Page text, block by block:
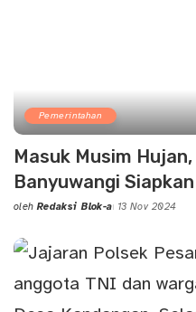
Pemerintahan
Masuk Musim
Banyuwangi
Posted
oleh Redaksi Blok-a 13 Nov 2024